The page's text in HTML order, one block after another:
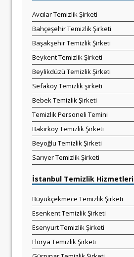
Avcılar Temizlik Şirketi
Bahçeşehir Temizlik Şirketi
Başakşehir Temizlik Şirketi
Beykent Temizlik Şirketi
Beylikdüzü Temizlik Şirketi
Sefaköy Temizlik şirketi
Bebek Temizlik Şirketi
Temizlik Personeli Temini
Bakırköy Temizlik Şirketi
Beyoğlu Temizlik Şirketi
Sarıyer Temizlik Şirketi
İstanbul Temizlik Hizmetleri
Büyükçekmece Temizlik Şirketi
Esenkent Temizlik Şirketi
Esenyurt Temizlik Şirketi
Florya Temizlik Şirketi